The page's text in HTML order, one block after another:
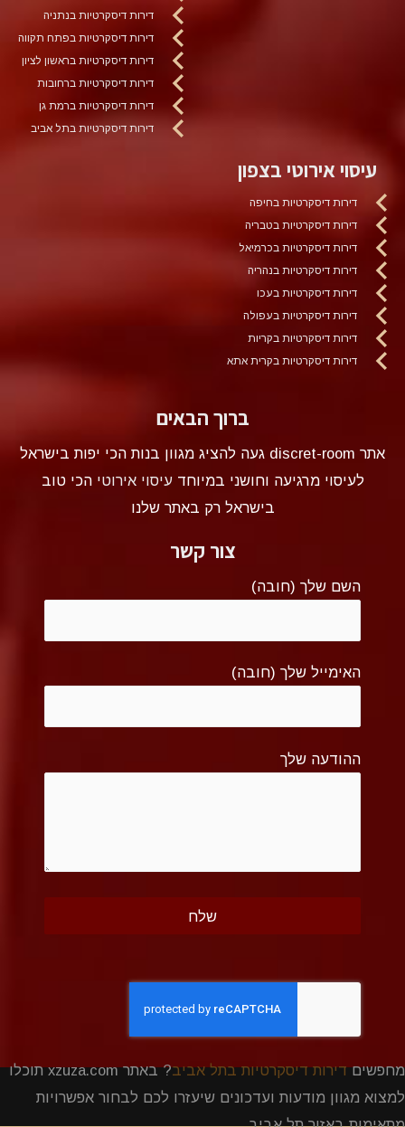
דירות דיסקרטיות בנתניה
דירות דיסקרטיות בפתח תקווה
דירות דיסקרטיות בראשון לציון
דירות דיסקרטיות ברחובות
דירות דיסקרטיות ברמת גן
דירות דיסקרטיות בתל אביב
עיסוי אירוטי בצפון
דירות דיסקרטיות בחיפה
דירות דיסקרטיות בטבריה
דירות דיסקרטיות בכרמיאל
דירות דיסקרטיות בנהריה
דירות דיסקרטיות בעכו
דירות דיסקרטיות בעפולה
דירות דיסקרטיות בקריות
דירות דיסקרטיות בקרית אתא
ברוך הבאים
אתר discret-room געה להציג מגוון בנות הכי יפות בישראל
לעיסוי מרגיעה וחושני במיוחדעיסוי אירוטי הכי טוב
בישראל רק באתר שלנו
צור קשר
השם שלך (חובה)
האימייל שלך (חובה)
ההודעה שלך
מחפשיםדירות דיסקרטיות בתל אביב
? באתר xzuza.com תוכלו
למצוא מגוון מודעות ועדכונים שיעזרו לכם לבחור אפשרויות